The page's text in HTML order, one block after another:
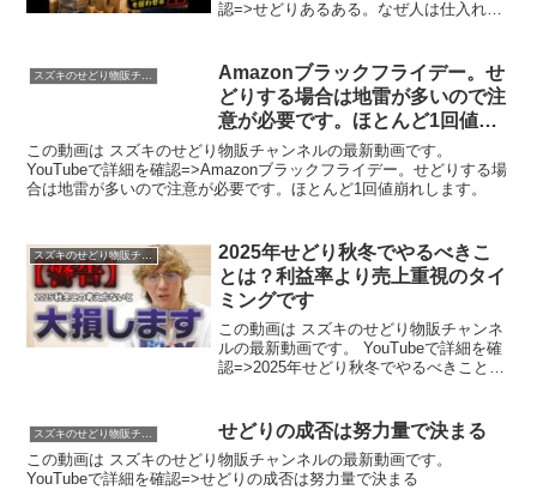
認=>せどりあるある。なぜ人は仕入れす
スズキのせどり物販チャンネル
Amazonブラックフライデー。せ
どりする場合は地雷が多いので注
意が必要です。ほとんど1回値崩
れします。
この動画は スズキのせどり物販チャンネルの最新動画です。
YouTubeで詳細を確認=>Amazonブラックフライデー。せどりする場
合は地雷が多いので注意が必要です。ほとんど1回値崩れします。
2025年せどり秋冬でやるべきこ
とは？利益率より売上重視のタイ
ミングです
この動画は スズキのせどり物販チャンネ
ルの最新動画です。 YouTubeで詳細を確
認=>2025年せどり秋冬でやるべきこと
スズキのせどり物販チャンネル せどりの成否は努力量で決まる
この動画は スズキのせどり物販チャンネルの最新動画です。
YouTubeで詳細を確認=>せどりの成否は努力量で決まる